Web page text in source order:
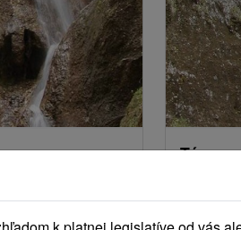
Výška vodopádu:
Túra